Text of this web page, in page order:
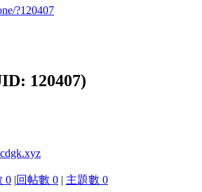
?120407
120407)
0 |回帖數 0 | 主題數 0